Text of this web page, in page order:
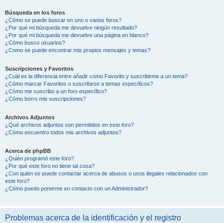
Búsqueda en los foros
¿Cómo se puede buscar en uno o varios foros?
¿Por qué mi búsqueda me devuelve ningún resultado?
¿Por qué mi búsqueda me devuelve una página en blanco?
¿Cómo busco usuarios?
¿Como se puede encontrar mis propios mensajes y temas?
Suscripciones y Favoritos
¿Cuál es la diferencia entre añadir como Favorito y suscribirme a un tema?
¿Cómo marcar Favoritos o suscribirse a temas específicos?
¿Cómo me suscribo a un foro específico?
¿Cómo borro mis suscripciones?
Archivos Adjuntos
¿Qué archivos adjuntos son permitidos en este foro?
¿Cómo encuentro todos mis archivos adjuntos?
Acerca de phpBB
¿Quién programó este foro?
¿Por qué este foro no tiene tal cosa?
¿Con quién se puede contactar acerca de abusos o usos ilegales relacionados con
este foro?
¿Cómo puedo ponerme en contacto con un Administrador?
Problemas acerca de la identificación y el registro